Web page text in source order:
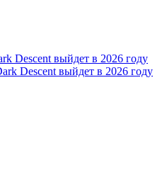
Descent выйдет в 2026 году
Descent выйдет в 2026 году